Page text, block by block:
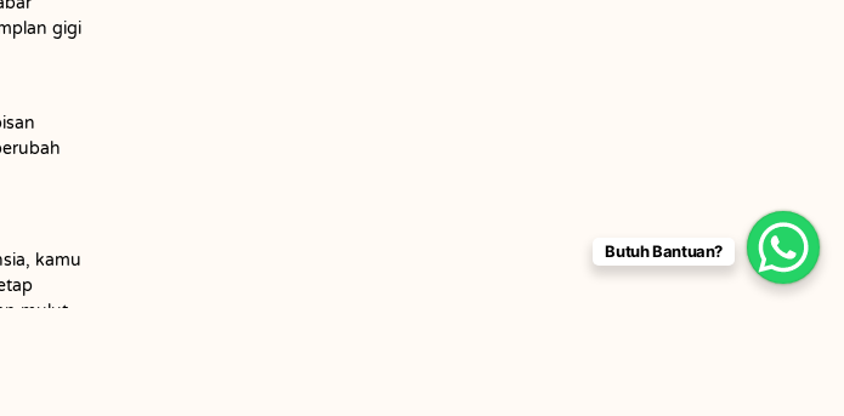
gigi
kamu
mulut
Butuh Bantuan?